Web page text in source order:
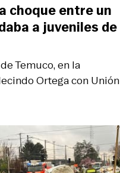
Temuco, en la
Ortega con Unión
choque entre un
a juveniles de